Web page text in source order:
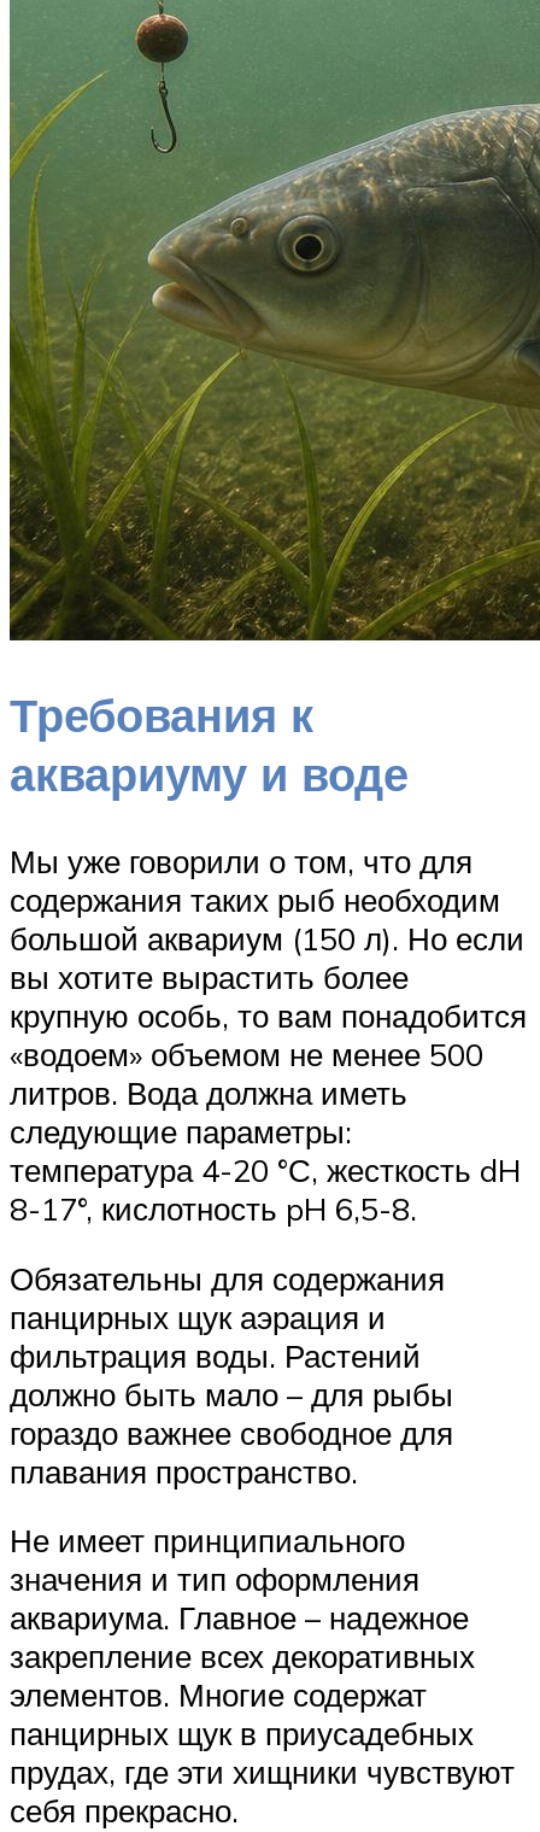
Требования к
аквариуму и воде
Мы уже говорили о том, что для
содержания таких рыб необходим
большой аквариум (150 л). Но если
вы хотите вырастить более
крупную особь, то вам понадобится
«водоем» объемом не менее 500
литров. Вода должна иметь
следующие параметры:
температура 4-20 °С, жесткость dH
8-17°, кислотность pH 6,5-8.
Обязательны для содержания
панцирных щук аэрация и
фильтрация воды. Растений
должно быть мало – для рыбы
гораздо важнее свободное для
плавания пространство.
Не имеет принципиального
значения и тип оформления
аквариума. Главное – надежное
закрепление всех декоративных
элементов. Многие содержат
панцирных щук в приусадебных
прудах, где эти хищники чувствуют
себя прекрасно.